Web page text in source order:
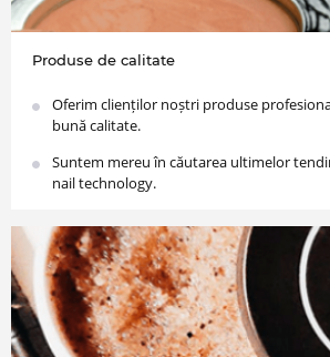
Produse de calitate
Oferim clienților noștri produse
bună calitate.
Suntem mereu în căutarea ultimelor
nail technology.